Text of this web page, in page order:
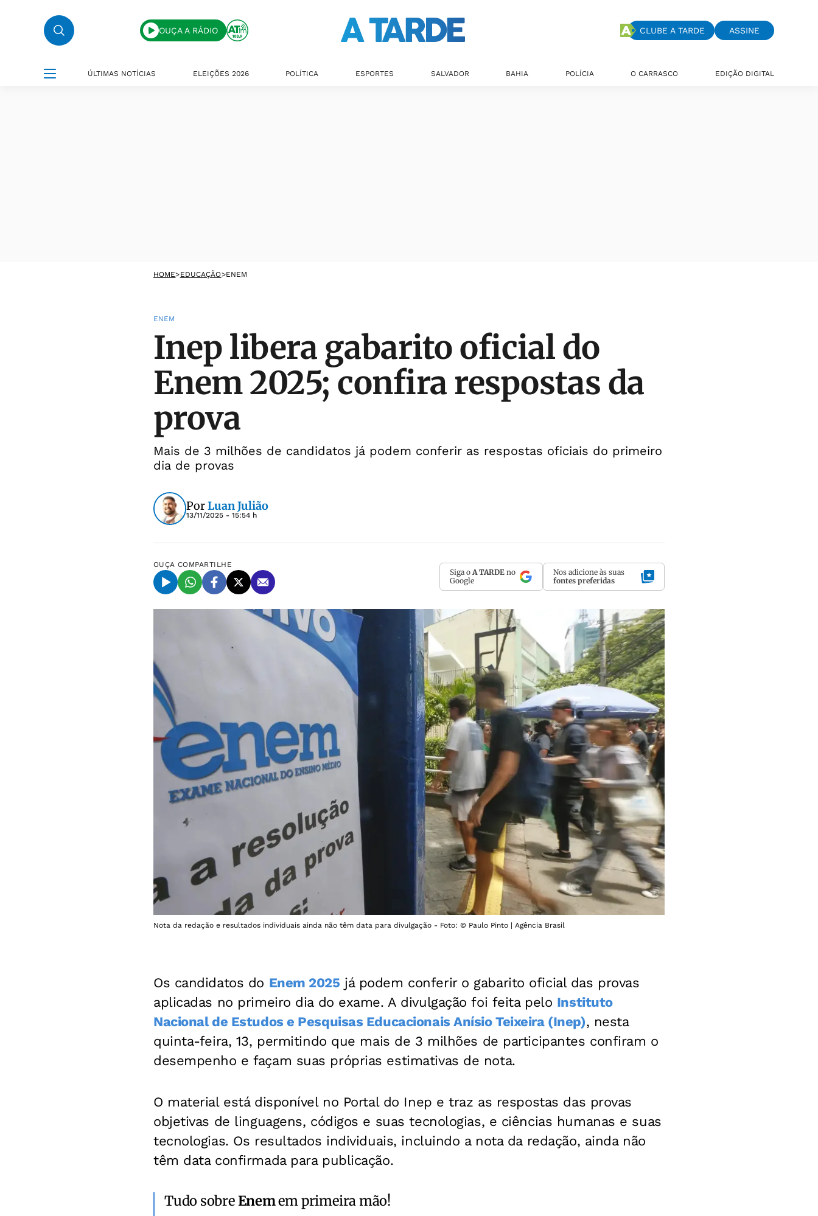
OUÇA A RÁDIO CLUBE A TARDE ASSINE
ÚLTIMAS NOTÍCIAS ELEIÇÕES 2026 POLÍTICA ESPORTES SALVADOR BAHIA POLÍCIA O CARRASCO EDIÇÃO DIGITAL
HOME>EDUCAÇÃO>ENEM
ENEM
Inep libera gabarito oficial do
Enem 2025; confira respostas da
prova
Mais de 3 milhões de candidatos já podem conferir as respostas oficiais do primeiro
dia de provas
PorLuan Julião
13/11/2025 - 15:54 h
OUÇA COMPARTILHE
Siga o A TARDE no
Google
Nos adicione às suas
fontes preferidas
Nota da redação e resultados individuais ainda não têm data para divulgação - Foto: © Paulo Pinto | Agência Brasil
Os candidatos do Enem 2025 já podem conferir o gabarito oficial das provas
aplicadas no primeiro dia do exame. A divulgação foi feita pelo Instituto
Nacional de Estudos e Pesquisas Educacionais Anísio Teixeira (Inep), nesta
quinta-feira, 13, permitindo que mais de 3 milhões de participantes confiram o
desempenho e façam suas próprias estimativas de nota.
O material está disponível no Portal do Inep e traz as respostas das provas
objetivas de linguagens, códigos e suas tecnologias, e ciências humanas e suas
tecnologias. Os resultados individuais, incluindo a nota da redação, ainda não
têm data confirmada para publicação.
Tudo sobreEnemem primeira mão!